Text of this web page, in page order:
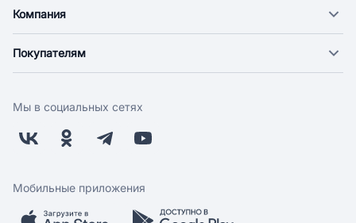
Компания
Новости
Поставщикам
Заводчикам
Обратная связь
Покупателям
Оплата
Бонусная программа
Скидки и акции
Мы в социальных сетях
Мобильные приложения